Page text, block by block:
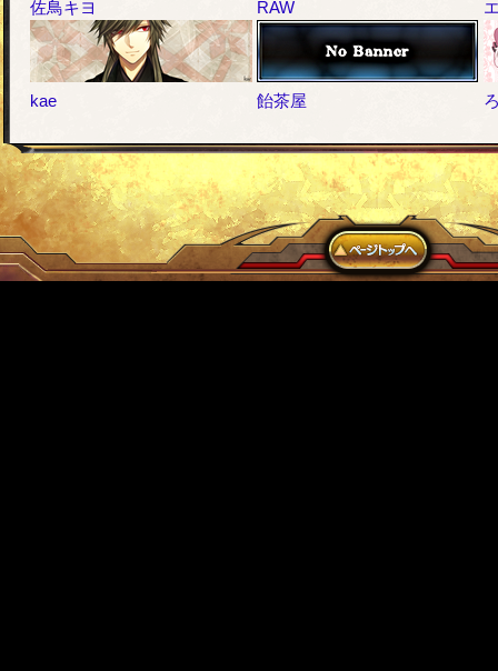
佐鳥キヨ RAW
kae 飴茶屋